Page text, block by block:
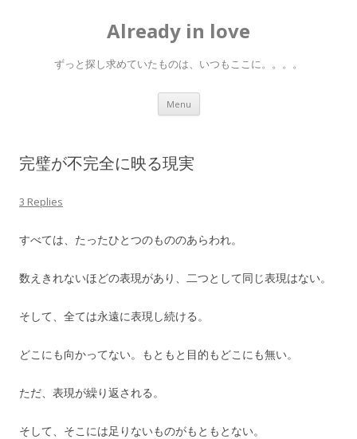
Already in love
ずっと探し求めていたものは、いつもここに。。。。
Menu Skip
content
完璧が不完全に映る現実
3 Replies
すべては、たったひとつのもののあらわれ。
数えきれないほどの表現があり、二つとして同じ表現はない。
そして、全ては永遠に表現し続ける。
どこにも向かってない。もともと目的もどこにも無い。
ただ、表現が繰り返される。
そして、そこには足りないものがもともとない。